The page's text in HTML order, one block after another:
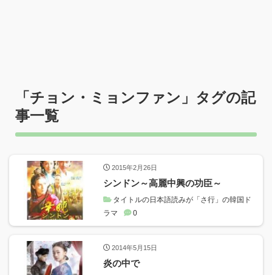
「チョン・ミョンファン 」タグの記
事一覧
2015年2月26日
シンドン～高麗中興の功臣～
タイトルの日本語読みが「さ行」の韓国ド
ラマ
0
2014年5月15日
炎の中で